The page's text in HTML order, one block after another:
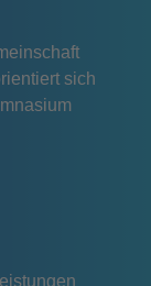
sich